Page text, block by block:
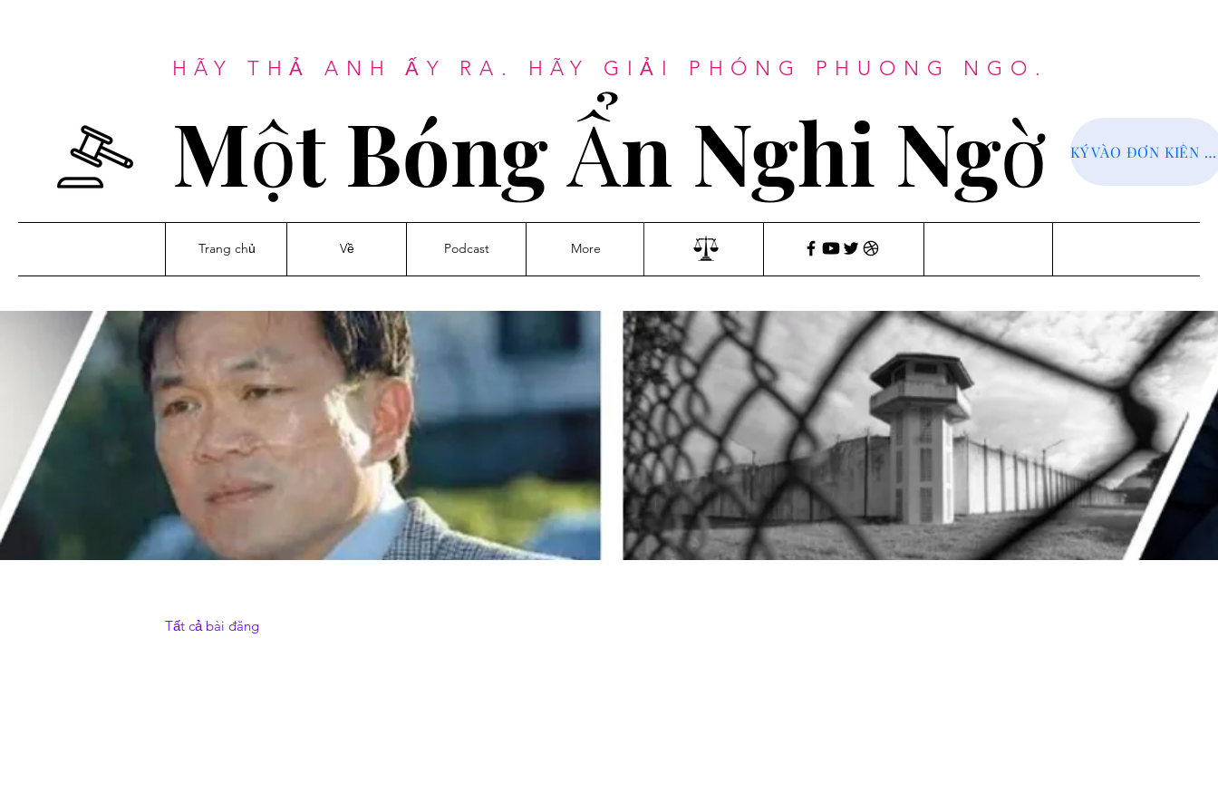
HÃY THẢ ANH ẤY RA. HÃY GIẢI PHÓNG PHUONG NGO.
Một Bóng Ẩn Nghi Ngờ KÝ VÀO ĐƠN KIẾN NGHỊ
Trang chủ Về Podcast More
Tất cả bài đăng